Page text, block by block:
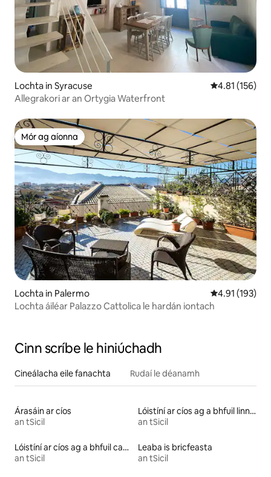
Lochta in Syracuse Meánrátáil
4.81 (156)
Allegrakori ar an Ortygia Waterfront
Mór ag aíonna
Mór ag aíonna
Lochta in Palermo Meánrátáil
4.91 (193)
Lochta áiléar Palazzo Cattolica le hardán iontach
Cinn scríbe le hiniúchadh
Cineálacha eile fanachta Rudaí le déanamh
Árasáin ar cíos
an tSicil
Lóistíní ar cíos ag a bhfuil linn snámha
an tSicil
Lóistíní ar cíos ag a bhfuil cadhc
an tSicil
Leaba is bricfeasta
an tSicil